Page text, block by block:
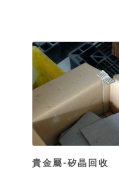
貴金屬-矽晶回收